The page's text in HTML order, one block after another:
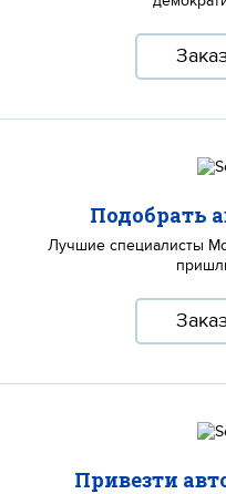
Подобрать
Лучшие специалисты
Привезти